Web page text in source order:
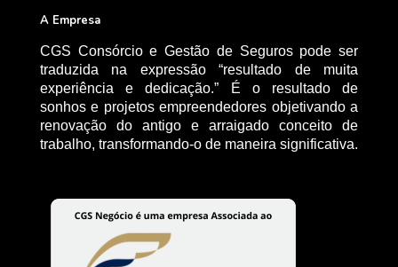
A Empresa
CGS Consórcio e Gestão de Seguros pode ser
traduzida na expressão “resultado de muita
experiência e dedicação.” É o resultado de
sonhos e projetos empreendedores objetivando a
renovação do antigo e arraigado conceito de
trabalho, transformando-o de maneira significativa.